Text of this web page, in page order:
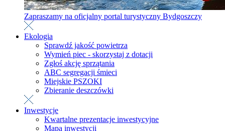
Zapraszamy na oficjalny portal turystyczny Bydgoszczy
Ekologia
Sprawdź jakość powietrza
Wymień piec - skorzystaj z dotacji
Zgłoś akcję sprzątania
ABC segregacji śmieci
Miejskie PSZOKI
Zbieranie deszczówki
Inwestycje
Kwartalne prezentacje inwestycyjne
Mapa inwestycji